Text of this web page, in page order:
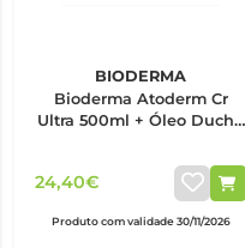
BIODERMA
Bioderma Atoderm Cr
Ultra 500ml + Óleo Duche
24,40€
Produto com validade 30/11/2026